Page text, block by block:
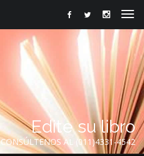
Edite su libro
CONSÚLTENOS AL (011)4331-4542